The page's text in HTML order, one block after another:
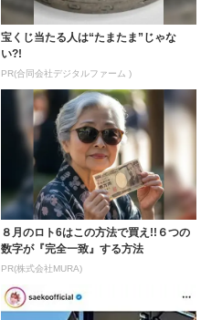
宝くじ当たる人は“たまたま”じゃな
い?!
PR(合同会社デジタルファーム )
８月のロト6はこの方法で買え!!６つの
数字が『完全一致』する方法
PR(株式会社MURA)